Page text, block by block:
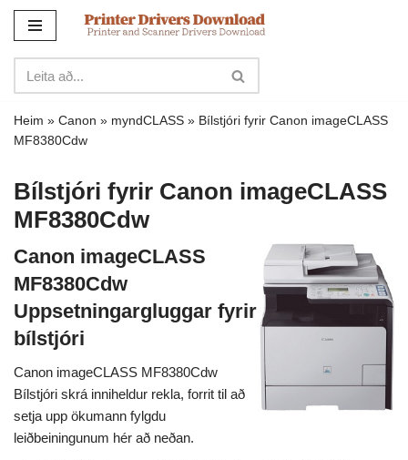
yfir
í
innihald
Heim » Canon » myndCLASS » Bílstjóri fyrir Canon imageCLASS
MF8380Cdw
Bílstjóri fyrir Canon imageCLASS
MF8380Cdw
Canon imageCLASS
MF8380Cdw
Uppsetningargluggar fyrir
bílstjóri
Canon imageCLASS MF8380Cdw
Bílstjóri skrá inniheldur rekla, forrit til að
setja upp ökumann fylgdu
leiðbeiningunum hér að neðan.